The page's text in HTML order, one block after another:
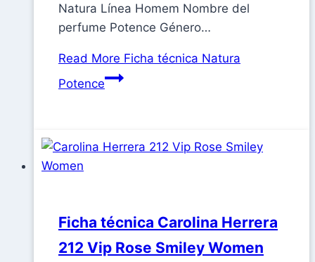
Natura Línea Homem Nombre del
perfume Potence Género…
Read More Ficha técnica Natura
Potence
Ficha técnica Carolina Herrera
212 Vip Rose Smiley Women